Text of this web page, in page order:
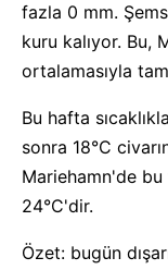
fazla 0 mm.
kuru kalıyor. Bu,
ortalamasıyla
Bu hafta
sonra 18°C
Mariehamn'de bu
24°C'dir.
Özet: bugün